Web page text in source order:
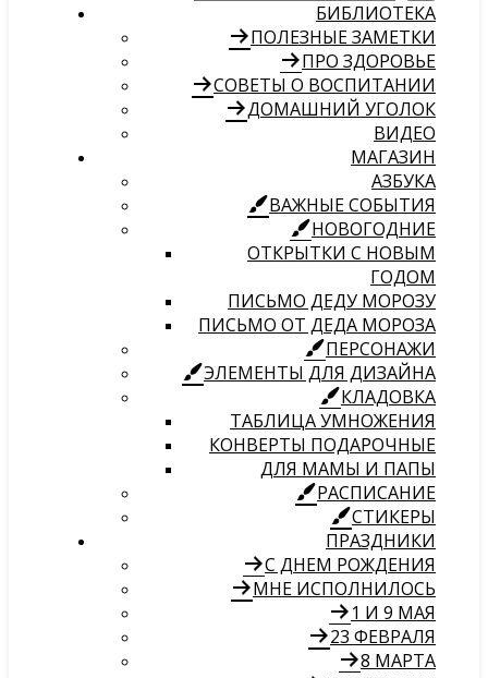
БИБЛИОТЕКА
ПОЛЕЗНЫЕ ЗАМЕТКИ
ПРО ЗДОРОВЬЕ
СОВЕТЫ О ВОСПИТАНИИ
ДОМАШНИЙ УГОЛОК
ВИДЕО
МАГАЗИН
АЗБУКА
ВАЖНЫЕ СОБЫТИЯ
НОВОГОДНИЕ
ОТКРЫТКИ С НОВЫМ
ГОДОМ
ПИСЬМО ДЕДУ МОРОЗУ
ПИСЬМО ОТ ДЕДА МОРОЗА
ПЕРСОНАЖИ
ЭЛЕМЕНТЫ ДЛЯ ДИЗАЙНА
КЛАДОВКА
ТАБЛИЦА УМНОЖЕНИЯ
КОНВЕРТЫ ПОДАРОЧНЫЕ
ДЛЯ МАМЫ И ПАПЫ
РАСПИСАНИЕ
СТИКЕРЫ
ПРАЗДНИКИ
С ДНЕМ РОЖДЕНИЯ
МНЕ ИСПОЛНИЛОСЬ
1 И 9 МАЯ
23 ФЕВРАЛЯ
8 МАРТА